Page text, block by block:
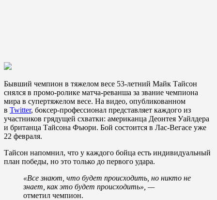
Бывший чемпион в тяжелом весе 53-летний Майк Тайсон
снялся в промо-ролике матча-реванша за звание чемпиона
мира в супертяжелом весе. На видео, опубликованном
в Twitter, боксер-профессионал представляет каждого из
участников грядущей схватки: американца Деонтея Уайлдера
и британца Тайсона Фьюри. Бой состоится в Лас-Вегасе уже
22 февраля.
Тайсон напомнил, что у каждого бойца есть индивидуальный
план победы, но это только до первого удара.
«Все знают, что будет происходить, но никто не
знает, как это будет происходить», —
отметил чемпион.